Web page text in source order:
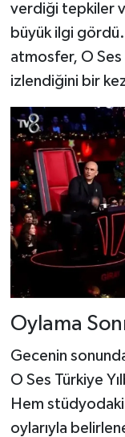
verdiği tepkiler
büyük ilgi gördü.
atmosfer, O Ses
izlendiğini bir
Oylama
Gecenin
O Ses Türkiye
Hem stüdyodaki
oylarıyla